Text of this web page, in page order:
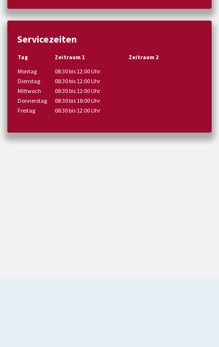
Servicezeiten
Tag Zeitraum 1
Zeitraum 2
Montag
08:30 bis 12:00 Uhr
Dienstag
08:30 bis 12:00 Uhr
Mittwoch
08:30 bis 12:00 Uhr
Donnerstag
08:30 bis 18:00 Uhr
Freitag
08:30 bis 12:00 Uhr